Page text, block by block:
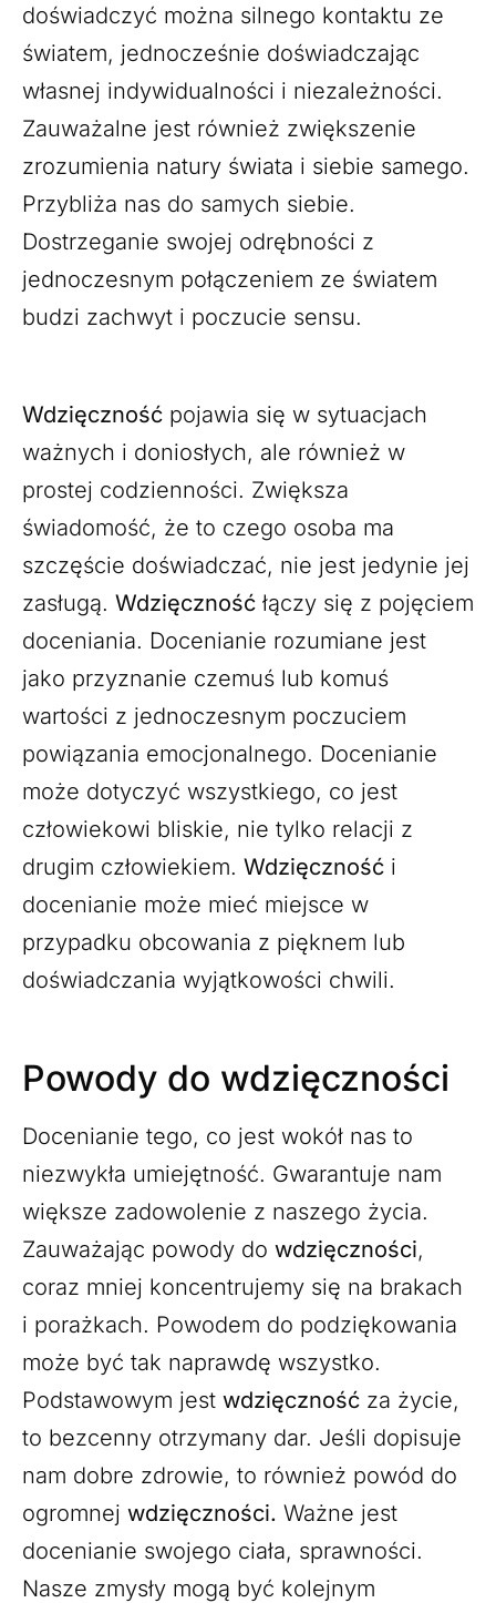
doświadczyć można silnego kontaktu ze
światem, jednocześnie doświadczając
własnej indywidualności i niezależności.
Zauważalne jest również zwiększenie
zrozumienia natury świata i siebie samego.
Przybliża nas do samych siebie.
Dostrzeganie swojej odrębności z
jednoczesnym połączeniem ze światem
budzi zachwyt i poczucie sensu.
Wdzięczność pojawia się w sytuacjach
ważnych i doniosłych, ale również w
prostej codzienności. Zwiększa
świadomość, że to czego osoba ma
szczęście doświadczać, nie jest jedynie jej
zasługą. Wdzięczność łączy się z pojęciem
doceniania. Docenianie rozumiane jest
jako przyznanie czemuś lub komuś
wartości z jednoczesnym poczuciem
powiązania emocjonalnego. Docenianie
może dotyczyć wszystkiego, co jest
człowiekowi bliskie, nie tylko relacji z
drugim człowiekiem. Wdzięczność i
docenianie może mieć miejsce w
przypadku obcowania z pięknem lub
doświadczania wyjątkowości chwili.
Powody do wdzięczności
Docenianie tego, co jest wokół nas to
niezwykła umiejętność. Gwarantuje nam
większe zadowolenie z naszego życia.
Zauważając powody do wdzięczności,
coraz mniej koncentrujemy się na brakach
i porażkach. Powodem do podziękowania
może być tak naprawdę wszystko.
Podstawowym jest wdzięczność za życie,
to bezcenny otrzymany dar. Jeśli dopisuje
nam dobre zdrowie, to również powód do
ogromnej wdzięczności. Ważne jest
docenianie swojego ciała, sprawności.
Nasze zmysły mogą być kolejnym